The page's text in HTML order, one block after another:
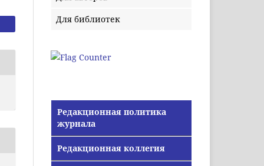
Для библиотек
Редакционная политика
журнала
Редакционная коллегия